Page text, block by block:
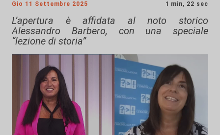
Gio 11 Settembre 2025 1 min, 22 sec
L’apertura è affidata al noto storico
Alessandro Barbero, con una speciale
“lezione di storia”